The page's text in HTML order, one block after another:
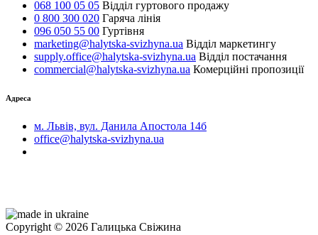
068 100 05 05 Відділ гуртового продажу
0 800 300 020 Гаряча лінія
096 050 55 00 Гуртівня
marketing@halytska-svizhyna.ua Відділ маркетингу
supply.office@halytska-svizhyna.ua Відділ постачання
commercial@halytska-svizhyna.ua Комерційні пропозиції
Адреса
м. Львів, вул. Данила Апостола 14б
office@halytska-svizhyna.ua
Copyright © 2026 Галицька Свіжина